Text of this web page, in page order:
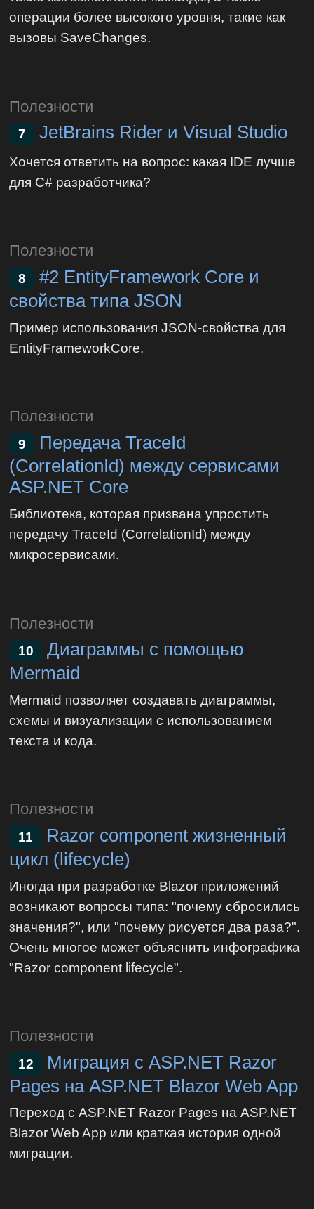
операции более высокого уровня, такие как
вызовы SaveChanges.
Полезности
7 JetBrains Rider и Visual Studio
Хочется ответить на вопрос: какая IDE лучше
для C# разработчика?
Полезности
8
#2 EntityFramework Core и
свойства типа JSON
Пример использования JSON-свойства для
EntityFrameworkCore.
Полезности
9
Передача TraceId
(CorrelationId) между сервисами
ASP.NET Core
Библиотека, которая призвана упростить
передачу TraceId (CorrelationId) между
микросервисами.
Полезности
10
Диаграммы с помощью
Mermaid
‎Mermaid позволяет создавать диаграммы,
схемы и визуализации с использованием
текста и кода.‎
Полезности
11
Razor component жизненный
цикл (lifecycle)
Иногда при разработке Blazor приложений
возникают вопросы типа: "почему сбросились
значения?", или "почему рисуется два раза?".
Очень многое может объяснить инфографика
"Razor component lifecycle".
Полезности
12
Миграция с ASP.NET Razor
Pages на ASP.NET Blazor Web App
Переход с ASP.NET Razor Pages на ASP.NET
Blazor Web App или краткая история одной
миграции.